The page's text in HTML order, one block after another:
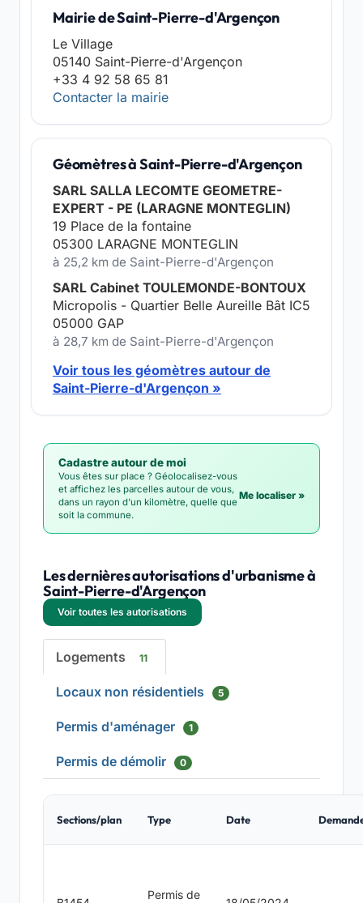
Mairie de Saint-Pierre-d'Argençon
Le Village
05140 Saint-Pierre-d'Argençon
+33 4 92 58 65 81
Contacter la mairie
Géomètres à Saint-Pierre-d'Argençon
SARL SALLA LECOMTE GEOMETRE-
EXPERT - PE (LARAGNE MONTEGLIN)
19 Place de la fontaine
05300 LARAGNE MONTEGLIN
à 25,2 km de Saint-Pierre-d'Argençon
SARL Cabinet TOULEMONDE-BONTOUX
Micropolis - Quartier Belle Aureille Bât IC5
05000 GAP
à 28,7 km de Saint-Pierre-d'Argençon
Voir tous les géomètres autour de
Saint-Pierre-d'Argençon »
Cadastre autour de moi
Vous êtes sur place ? Géolocalisez-vous
et affichez les parcelles autour de vous,
dans un rayon d'un kilomètre, quelle que
soit la commune.
Me localiser »
Les dernières autorisations d'urbanisme à
Saint-Pierre-d'Argençon
Voir toutes les autorisations
Logements 11
Locaux non résidentiels 5
Permis d'aménager 1
Permis de démolir 0
Sections/plan Type Date
Permis de